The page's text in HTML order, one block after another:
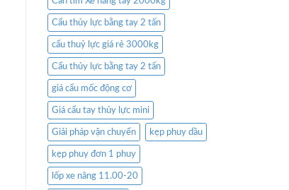
Cẩu thủy lực bằng tay 2 tấn
cẩu thuỷ lực giá rẻ 3000kg
Cẩu thủy lực bằng tay 2 tấn
giá cẩu mốc động cơ
Giá cẩu tay thủy lực mini
Giải pháp vận chuyển kẹp phuy dầu
kẹp phuy đơn 1 phuy
lốp xe nâng 11.00-20